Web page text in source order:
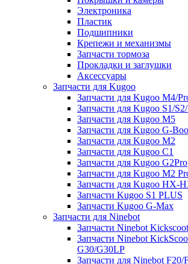
Электроника
Пластик
Подшипники
Крепежи и механизмы
Запчасти тормоза
Прокладки и заглушки
Аксессуары
Запчасти для Kugoo
Запчасти для Kugoo M4/
Запчасти для Kugoo S1/
Запчасти для Kugoo M5
Запчасти для Kugoo G-
Запчасти для Kugoo M2
Запчасти для Kugoo C1
Запчасти для Kugoo G2Pro
Запчасти для Kugoo M2
Запчасти для Kugoo HX-
Запчасти Kugoo S1 PLUS
Запчасти Kugoo G-Max
Запчасти для Ninebot
Запчасти Ninebot
Запчасти Ninebot
G30/G30LP
Запчасти для Ninebot F20/